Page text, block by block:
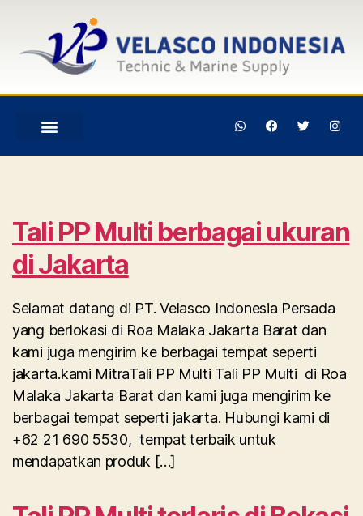
Tali PP Multi berbagai ukuran
di Jakarta
Selamat datang di PT. Velasco Indonesia Persada
yang berlokasi di Roa Malaka Jakarta Barat dan
kami juga mengirim ke berbagai tempat seperti
jakarta.kami MitraTali PP Multi Tali PP Multi di Roa
Malaka Jakarta Barat dan kami juga mengirim ke
berbagai tempat seperti jakarta. Hubungi kami di
+62 21 690 5530, tempat terbaik untuk
mendapatkan produk […]